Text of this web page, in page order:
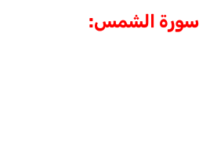
سورة الشمس: